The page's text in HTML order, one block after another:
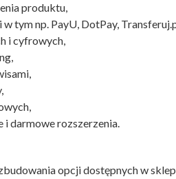
produktu,
tym np. PayU, DotPay,
i cyfrowych,
i darmowe rozszerzenia.
opcji dostępnych w